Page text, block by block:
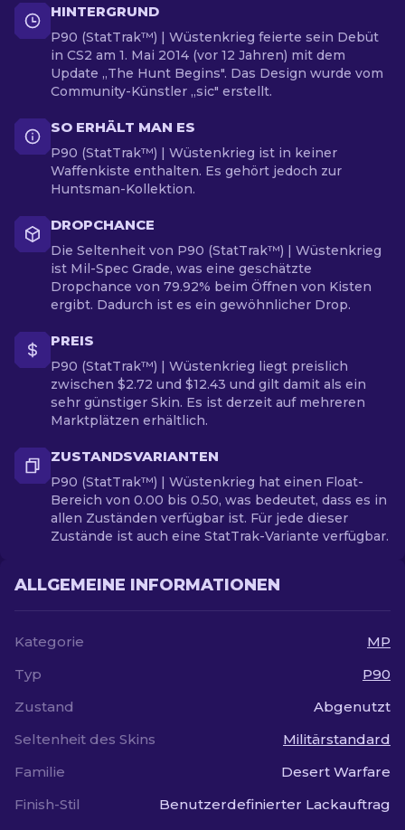
HINTERGRUND
P90 (StatTrak™) | Wüstenkrieg feierte sein Debüt
in CS2 am 1. Mai 2014 (vor 12 Jahren) mit dem
Update „The Hunt Begins". Das Design wurde vom
Community-Künstler „sic" erstellt.
SO ERHÄLT MAN ES
P90 (StatTrak™) | Wüstenkrieg ist in keiner
Waffenkiste enthalten. Es gehört jedoch zur
Huntsman-Kollektion.
DROPCHANCE
Die Seltenheit von P90 (StatTrak™) | Wüstenkrieg
ist Mil-Spec Grade, was eine geschätzte
Dropchance von 79.92% beim Öffnen von Kisten
ergibt. Dadurch ist es ein gewöhnlicher Drop.
PREIS
P90 (StatTrak™) | Wüstenkrieg liegt preislich
zwischen $2.72 und $12.43 und gilt damit als ein
sehr günstiger Skin. Es ist derzeit auf mehreren
Marktplätzen erhältlich.
ZUSTANDSVARIANTEN
P90 (StatTrak™) | Wüstenkrieg hat einen Float-
Bereich von 0.00 bis 0.50, was bedeutet, dass es in
allen Zuständen verfügbar ist. Für jede dieser
Zustände ist auch eine StatTrak-Variante verfügbar.
ALLGEMEINE INFORMATIONEN
Kategorie
MP
Typ
P90
Zustand
Abgenutzt
Seltenheit des Skins
Militärstandard
Familie
Desert Warfare
Finish-Stil
Benutzerdefinierter Lackauftrag